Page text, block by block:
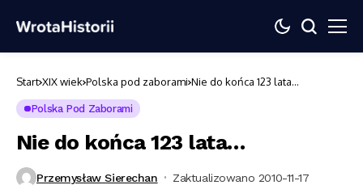
Start XIX wiek Polska pod zaborami Nie do końca 123 lata…
Polska Pod Zaborami
Nie do końca 123 lata…
Przemysław Sierechan
Zaktualizowano 2010-11-17